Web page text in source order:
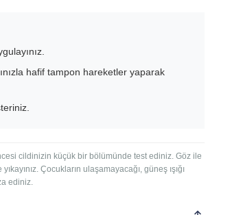
hafif tampon hareketler yaparak
cildinizin küçük bir bölümünde test ediniz. Göz ile
Çocukların ulaşamayacağı, güneş ışığı
ediniz.